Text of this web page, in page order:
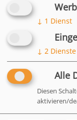
↓ 1 Dienst
↓ 2 Dienste
Alle
Diesen
aktivieren/